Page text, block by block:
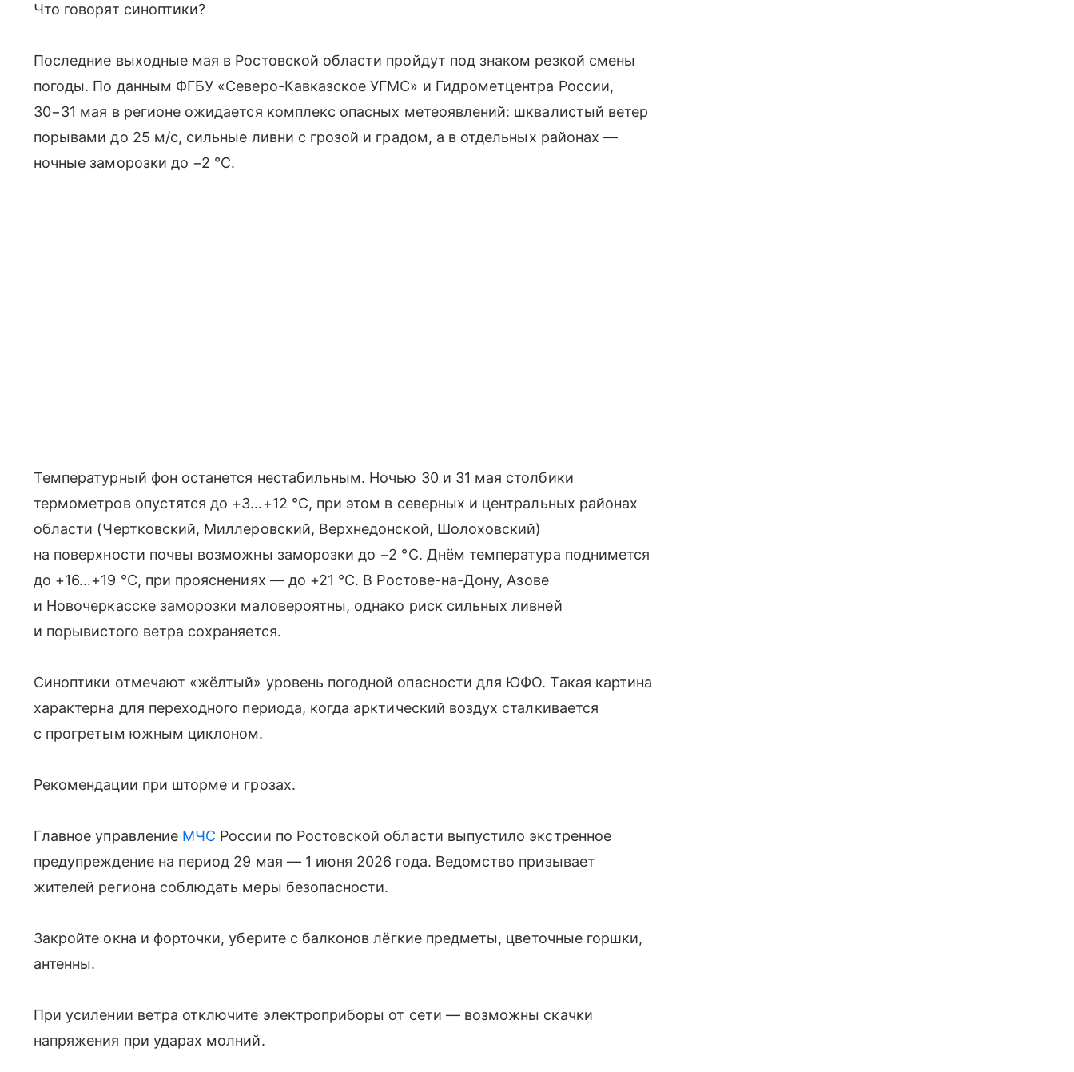
Что говорят синоптики?
Последние выходные мая в Ростовской области пройдут под знаком резкой смены
погоды. По данным ФГБУ «Северо-Кавказское УГМС» и Гидрометцентра России,
30−31 мая в регионе ожидается комплекс опасных метеоявлений: шквалистый ветер
порывами до 25 м/с, сильные ливни с грозой и градом, а в отдельных районах —
ночные заморозки до −2 °C.
Температурный фон останется нестабильным. Ночью 30 и 31 мая столбики
термометров опустятся до +3…+12 °C, при этом в северных и центральных районах
области (Чертковский, Миллеровский, Верхнедонской, Шолоховский)
на поверхности почвы возможны заморозки до −2 °C. Днём температура поднимется
до +16…+19 °C, при прояснениях — до +21 °C. В Ростове-на-Дону, Азове
и Новочеркасске заморозки маловероятны, однако риск сильных ливней
и порывистого ветра сохраняется.
Синоптики отмечают «жёлтый» уровень погодной опасности для ЮФО. Такая картина
характерна для переходного периода, когда арктический воздух сталкивается
с прогретым южным циклоном.
Рекомендации при шторме и грозах.
Главное управление МЧС России по Ростовской области выпустило экстренное
предупреждение на период 29 мая — 1 июня 2026 года. Ведомство призывает
жителей региона соблюдать меры безопасности.
Закройте окна и форточки, уберите с балконов лёгкие предметы, цветочные горшки,
антенны.
При усилении ветра отключите электроприборы от сети — возможны скачки
напряжения при ударах молний.